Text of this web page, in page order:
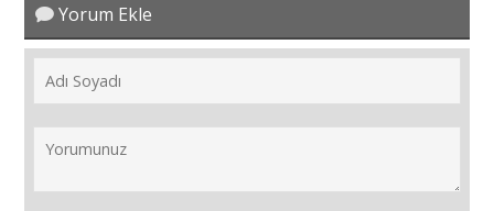
Yorum Ekle